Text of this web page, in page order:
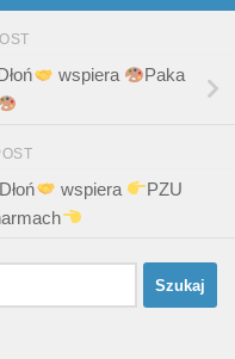
wspiera
Paka
wspiera
PZU